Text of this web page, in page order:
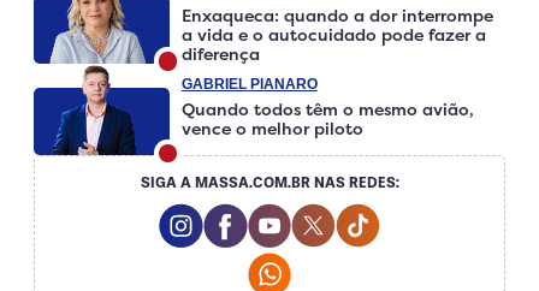
Enxaqueca: quando a dor interrompe
a vida e o autocuidado pode fazer a
diferença
GABRIEL PIANARO
Quando todos têm o mesmo avião,
vence o melhor piloto
SIGA A MASSA.COM.BR NAS REDES:
Instagram Social Media
Facebook Social Media
Youtube Social Media
Twitter Social Media
Tiktok Social